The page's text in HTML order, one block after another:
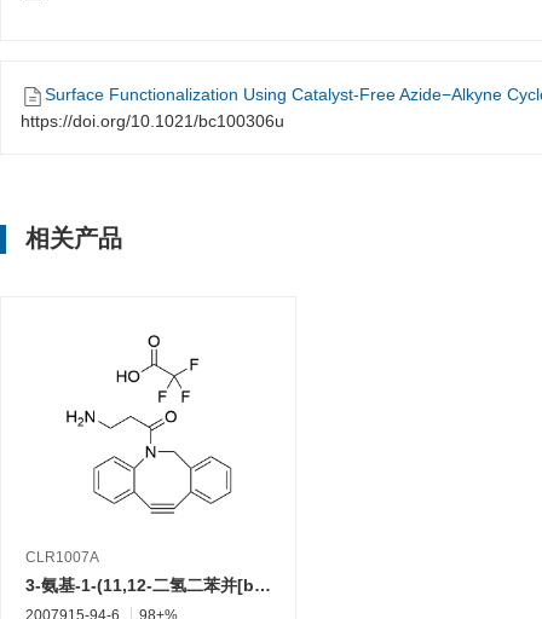
Surface Functionalization Using Catalyst-Free Azide−Alkyne
https://doi.org/10.1021/bc100306u
相关产品
CLR1007A
3-氨基-1-(11,12-二氢二苯并[b,f]氮杂环辛炔-5(6H)-基)-1-丙酮 2,2,2-三氟乙酸盐